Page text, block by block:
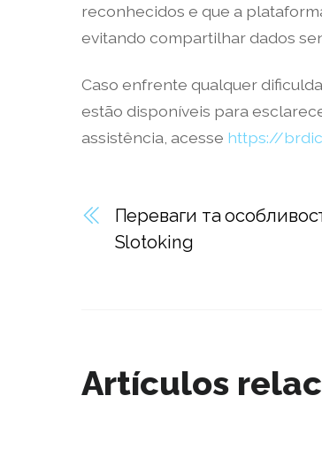
reconhecidos e que a
evitando compartilhar dados
Caso enfrente qualquer
estão disponíveis para
assistência, acesse https://
Переваги та
Slotoking
Artículos